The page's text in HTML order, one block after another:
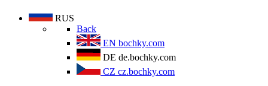
RUS
Back
EN bochky.com
DE de.bochky.com
CZ cz.bochky.com